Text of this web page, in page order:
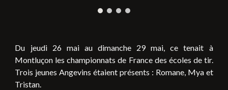
Du jeudi 26 mai au dimanche 29 mai, ce tenait à
Montluçon les championnats de France des écoles de tir.
Trois jeunes Angevins étaient présents : Romane, Mya et
Tristan.